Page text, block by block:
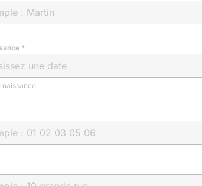
*
naissance